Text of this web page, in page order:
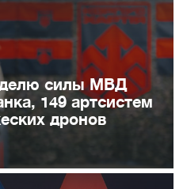
силы МВД
149 артсистем
дронов